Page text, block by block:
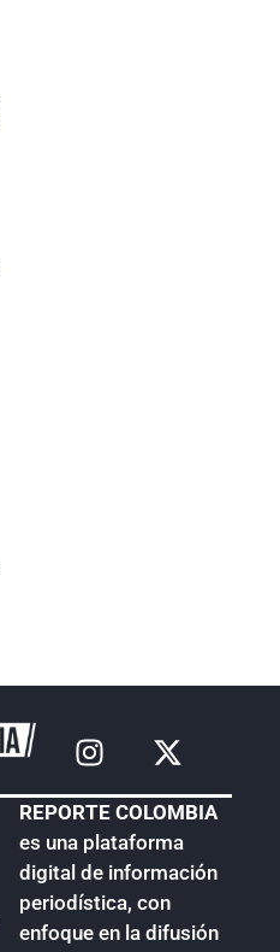
REPORTE COLOMBIA
es una plataforma
digital de información
periodística, con
enfoque en la difusión